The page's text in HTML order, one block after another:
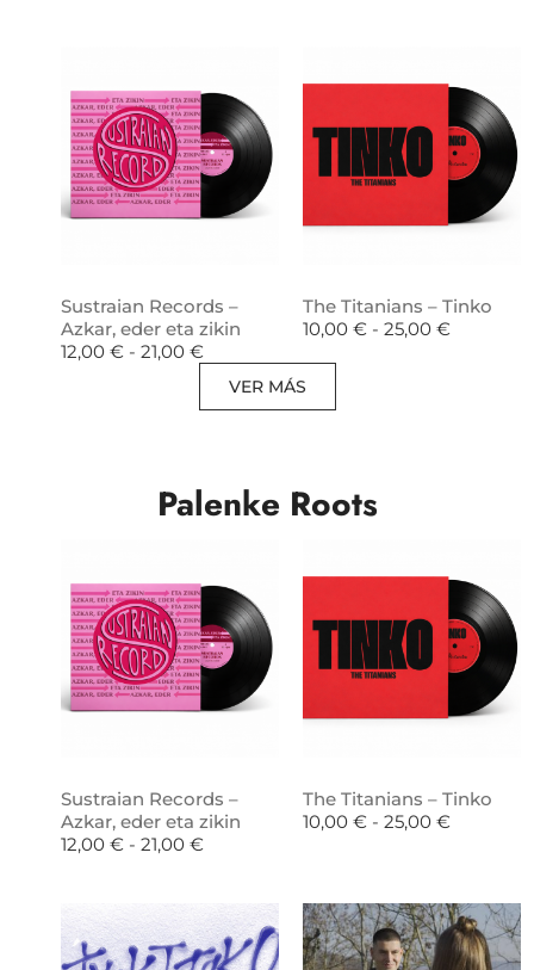
Sustraian Records –
Azkar, eder eta zikin
12,00 € - 21,00 €
The Titanians – Tinko
10,00 € - 25,00 €
VER MÁS
Palenke Roots
Sustraian Records –
Azkar, eder eta zikin
12,00 € - 21,00 €
The Titanians – Tinko
10,00 € - 25,00 €